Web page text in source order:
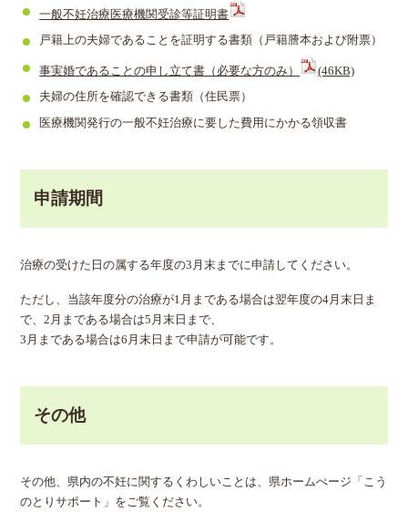
一般不妊治療医療機関受診等証明書
戸籍上の夫婦であることを証明する書類（戸籍謄本および附票）
事実婚であることの申し立て書（必要な方のみ） (46KB)
夫婦の住所を確認できる書類（住民票）
医療機関発行の一般不妊治療に要した費用にかかる領収書
申請期間
治療の受けた日の属する年度の3月末までに申請してください。
ただし、当該年度分の治療が1月まである場合は翌年度の4月末日ま
で、2月まである場合は5月末日まで、
3月まである場合は6月末日まで申請が可能です。
その他
その他、県内の不妊に関するくわしいことは、県ホームぺージ「こう
のとりサポート」をご覧ください。